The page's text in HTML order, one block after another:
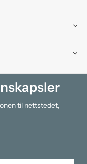
til nettstedet,